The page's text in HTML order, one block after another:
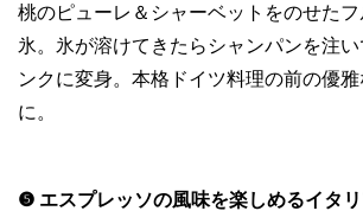
桃のピューレ＆シャーベットをのせた
氷。氷が溶けてきたらシャンパンを注
ンクに変身。本格ドイツ料理の前の優
に。
❺ エスプレッソの風味を楽しめるイタ